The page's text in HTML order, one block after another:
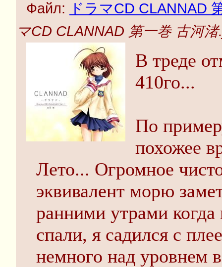
Файл:
ドラマCD CLANNAD
マCD CLANNAD 第一巻 古河渚
В треде
410го...
По
похожее
Лето... Огромное
эквивалент морю
ранними утрами
спали, я садился с
немного над уровнем